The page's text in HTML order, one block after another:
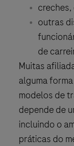
outras
de
Muitas
alguma
modelos de
depende de
incluindo o
práticas do